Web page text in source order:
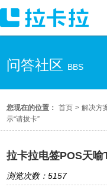
问答社区 BBS
您现在的位置： 首页 > 解决方
示“请拔卡”
拉卡拉电签POS天喻
浏览次数：5157